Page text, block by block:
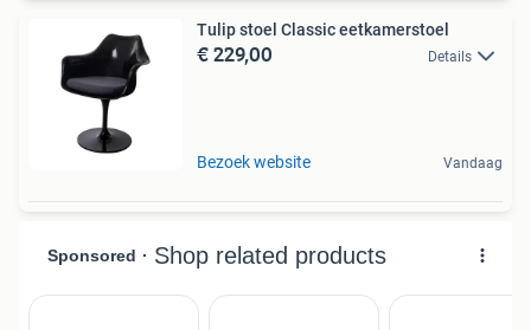
Tulip stoel Classic eetkamerstoel
€ 229,00 Details
Bezoek website Vandaag